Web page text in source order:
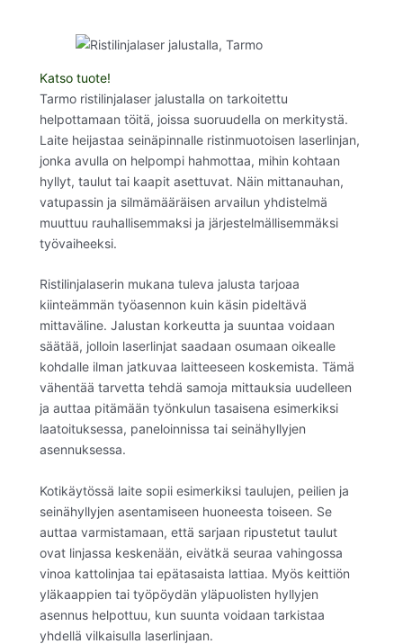
Katso tuote!
Tarmo ristilinjalaser jalustalla on tarkoitettu
helpottamaan töitä, joissa suoruudella on merkitystä.
Laite heijastaa seinäpinnalle ristinmuotoisen laserlinjan,
jonka avulla on helpompi hahmottaa, mihin kohtaan
hyllyt, taulut tai kaapit asettuvat. Näin mittanauhan,
vatupassin ja silmämääräisen arvailun yhdistelmä
muuttuu rauhallisemmaksi ja järjestelmällisemmäksi
työvaiheeksi.
Ristilinjalaserin mukana tuleva jalusta tarjoaa
kiinteämmän työasennon kuin käsin pideltävä
mittaväline. Jalustan korkeutta ja suuntaa voidaan
säätää, jolloin laserlinjat saadaan osumaan oikealle
kohdalle ilman jatkuvaa laitteeseen koskemista. Tämä
vähentää tarvetta tehdä samoja mittauksia uudelleen
ja auttaa pitämään työnkulun tasaisena esimerkiksi
laatoituksessa, paneloinnissa tai seinähyllyjen
asennuksessa.
Kotikäytössä laite sopii esimerkiksi taulujen, peilien ja
seinähyllyjen asentamiseen huoneesta toiseen. Se
auttaa varmistamaan, että sarjaan ripustetut taulut
ovat linjassa keskenään, eivätkä seuraa vahingossa
vinoa kattolinjaa tai epätasaista lattiaa. Myös keittiön
yläkaappien tai työpöydän yläpuolisten hyllyjen
asennus helpottuu, kun suunta voidaan tarkistaa
yhdellä vilkaisulla laserlinjaan.